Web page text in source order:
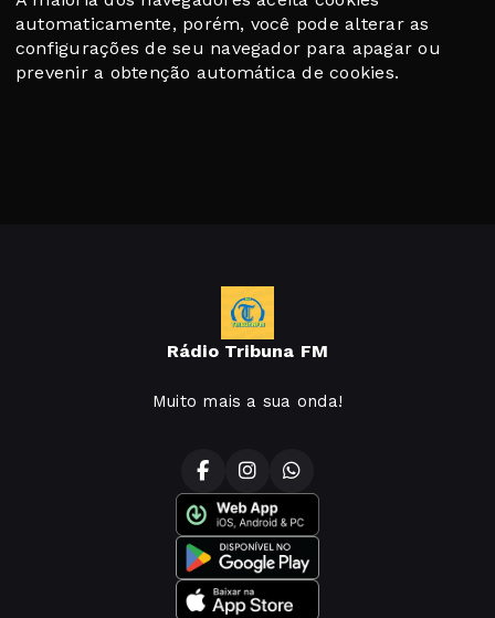
automaticamente, porém, você pode alterar as
configurações de seu navegador para apagar ou
prevenir a obtenção automática de cookies.
Rádio Tribuna FM
Muito mais a sua onda!